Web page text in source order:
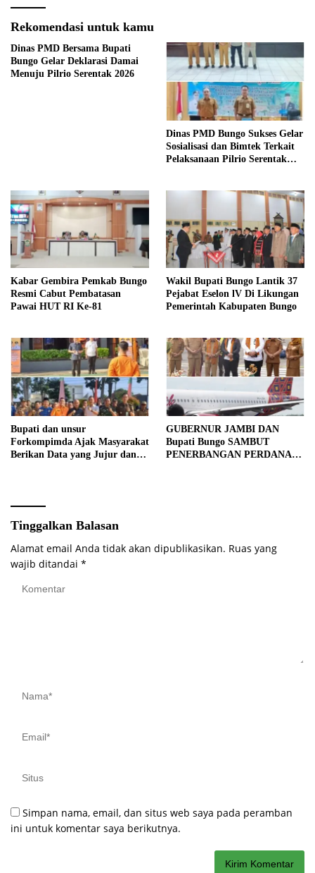
Rekomendasi untuk kamu
Dinas PMD Bersama Bupati
Bungo Gelar Deklarasi Damai
Menuju Pilrio Serentak 2026
Dinas PMD Bungo Sukses Gelar
Sosialisasi dan Bimtek Terkait
Pelaksanaan Pilrio Serentak
Kabar Gembira Pemkab Bungo
Resmi Cabut Pembatasan
Pawai HUT RI Ke-81
Wakil Bupati Bungo Lantik 37
Pejabat Eselon lV Di Likungan
Pemerintah Kabupaten Bungo
Bupati dan unsur
Forkompimda Ajak Masyarakat
Berikan Data yang Jujur dan
GUBERNUR JAMBI DAN
Bupati Bungo SAMBUT
PENERBANGAN PERDANA
Tinggalkan Balasan
Alamat email Anda tidak akan dipublikasikan. Ruas yang
wajib ditandai *
Simpan nama, email, dan situs web saya pada peramban
ini untuk komentar saya berikutnya.